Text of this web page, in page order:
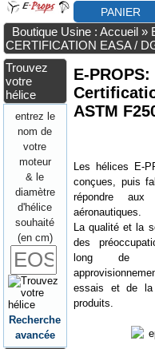
PANIER
Boutique Usine : Accueil »
CERTIFICATION EASA /
Trouvez
votre
hélice
entrez le
nom de
votre
moteur
& le
diamètre
d'hélice
souhaité
(en cm)
Recherche
avancée
E-
ASTM
Les hélices E-
conçues, puis
répondre aux
aéronautiques.
La qualité et la
des
long de
essais et de la
produits.